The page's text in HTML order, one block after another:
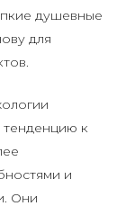
душевные
для
тенденцию к
и
Они